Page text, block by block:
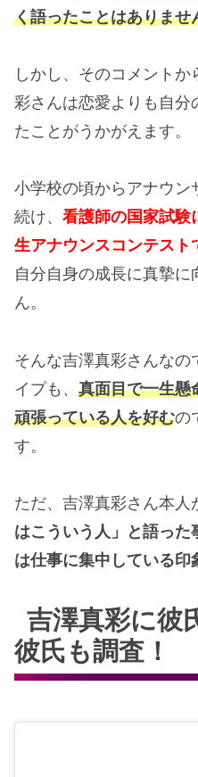
く語ったことはありませ
しかし、そのコメント
彩さんは恋愛よりも自分
たことがうかがえます。
小学校の頃からアナウン
続け、 看護師の国家試験
生アナウンスコンテスト
自分自身の成長に真摯に
ん。
そんな吉澤真彩さんなの
イプも、 真面目で一生懸
頑張っている人を好むの
す。
ただ、吉澤真彩さん本人
はこういう人」と語っ
は仕事に集中している印
吉澤真彩に彼
彼氏も調査！